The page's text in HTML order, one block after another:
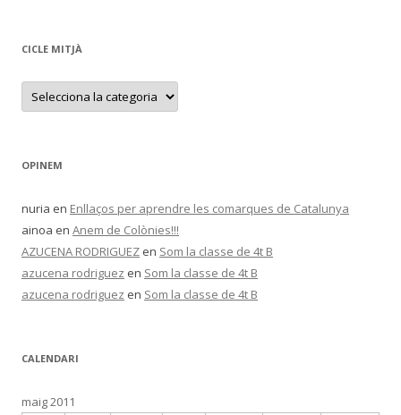
CICLE MITJÀ
C
c
i
t
OPINEM
nuria en Enllaços per aprendre les comarques de Catalunya
ainoa en Anem de Colònies!!!
AZUCENA RODRIGUEZ en Som la classe de 4t B
azucena rodriguez en Som la classe de 4t B
azucena rodriguez en Som la classe de 4t B
CALENDARI
maig 2011